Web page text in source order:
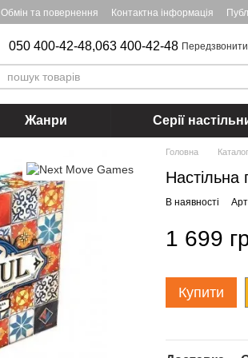
Обмін та повернення Контактна інформація
050 400-42-48,063 400-42-48
Жанри Серії
Головна Каталог
Настільна
В наявності
1 699
Купити